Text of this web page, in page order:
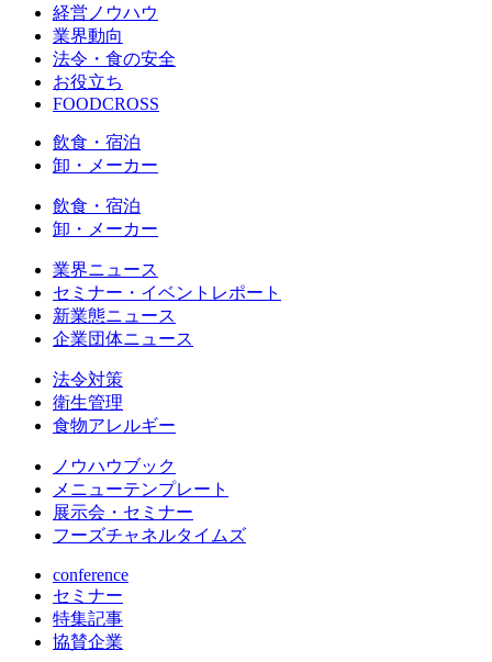
経営ノウハウ
業界動向
法令・食の安全
お役立ち
FOODCROSS
飲食・宿泊
卸・メーカー
飲食・宿泊
卸・メーカー
業界ニュース
セミナー・イベントレポート
新業態ニュース
企業団体ニュース
法令対策
衛生管理
食物アレルギー
ノウハウブック
メニューテンプレート
展示会・セミナー
フーズチャネルタイムズ
conference
セミナー
特集記事
協賛企業